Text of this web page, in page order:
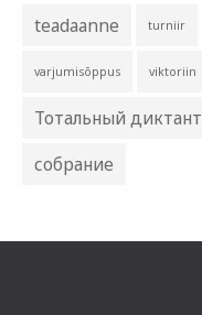
teadaanne
turniir
varjumisõppus viktoriin
Тотальный диктант
собрание